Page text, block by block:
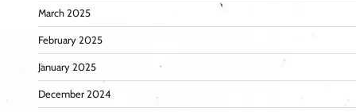
March 2025
February 2025
January 2025
December 2024